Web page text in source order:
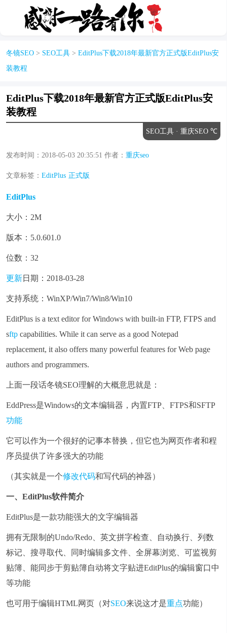
冬镜SEO > SEO工具 > EditPlus下载2018年最新官方正式版EditPlus安
装教程
EditPlus下载2018年最新官方正式版EditPlus安
装教程
SEO工具 · 重庆SEO ℃
发布时间： 2018-05-03 20:35:51 作者： 重庆seo
文章标签： EditPlus 正式版
EditPlus
大小：2M
版本：5.0.601.0
位数：32
更新日期：2018-03-28
支持系统：WinXP/Win7/Win8/Win10
EditPlus is a text editor for Windows with built-in FTP, FTPS and
sftp capabilities. While it can serve as a good Notepad
replacement, it also offers many powerful features for Web page
authors and programmers.
上面一段话冬镜SEO理解的大概意思就是：
EddPress是Windows的文本编辑器，内置FTP、FTPS和SFTP
功能
它可以作为一个很好的记事本替换，但它也为网页作者和程
序员提供了许多强大的功能
（其实就是一个修改代码和写代码的神器）
一、EditPlus软件简介
EditPlus是一款功能强大的文字编辑器
拥有无限制的Undo/Redo、英文拼字检查、自动换行、列数
标记、搜寻取代、同时编辑多文件、全屏幕浏览、可监视剪
贴簿、能同步于剪贴簿自动将文字贴进EditPlus的编辑窗口中
等功能
也可用于编辑HTML网页 （对SEO来说这才是重点功能）